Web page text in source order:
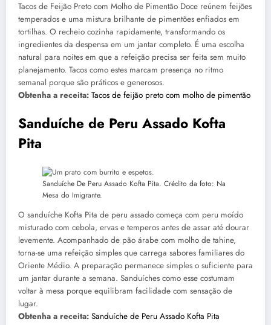
Tacos de Feijão Preto com Molho de Pimentão Doce reúnem feijões
temperados e uma mistura brilhante de pimentões enfiados em
tortilhas. O recheio cozinha rapidamente, transformando os
ingredientes da despensa em um jantar completo. É uma escolha
natural para noites em que a refeição precisa ser feita sem muito
planejamento. Tacos como estes marcam presença no ritmo
semanal porque são práticos e generosos.
Obtenha a receita: Tacos de feijão preto com molho de pimentão
Sanduíche de Peru Assado Kofta
Pita
Sanduíche De Peru Assado Kofta Pita. Crédito da foto: Na
Mesa do Imigrante.
O sanduíche Kofta Pita de peru assado começa com peru moído
misturado com cebola, ervas e temperos antes de assar até dourar
levemente. Acompanhado de pão árabe com molho de tahine,
torna-se uma refeição simples que carrega sabores familiares do
Oriente Médio. A preparação permanece simples o suficiente para
um jantar durante a semana. Sanduíches como esse costumam
voltar à mesa porque equilibram facilidade com sensação de
lugar.
Obtenha a receita: Sanduíche de Peru Assado Kofta Pita